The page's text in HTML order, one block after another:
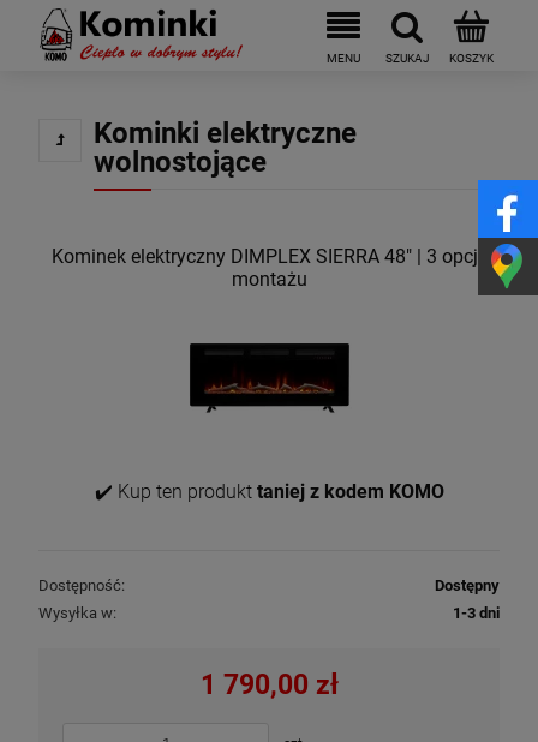
Kominki elektryczne
wolnostojące
Kominek elektryczny DIMPLEX SIERRA 48" | 3 opcje
montażu
✔️ Kup ten produkt taniej z kodem KOMO
Dostępność:
Dostępny
Wysyłka w:
1-3 dni
1 790,00 zł